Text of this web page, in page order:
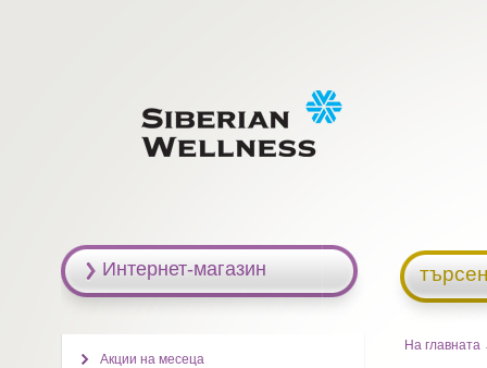
На главната
Интернет-магазин
Акции на месеца